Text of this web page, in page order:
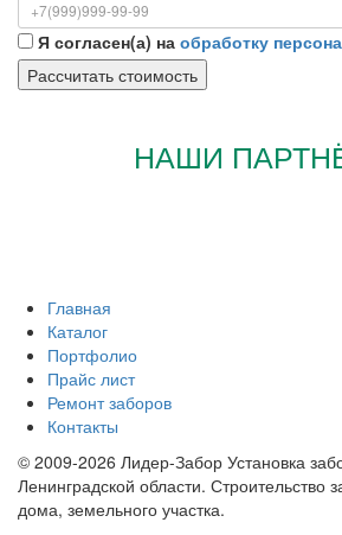
Я согласен(а) на обработку
НАШИ
Главная
Каталог
Портфолио
Прайс лист
Ремонт заборов
Контакты
© 2009-2026 Лидер-Забор Установка
Ленинградской области. Строительство
дома, земельного участка.